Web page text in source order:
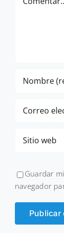
Guardar
navegador